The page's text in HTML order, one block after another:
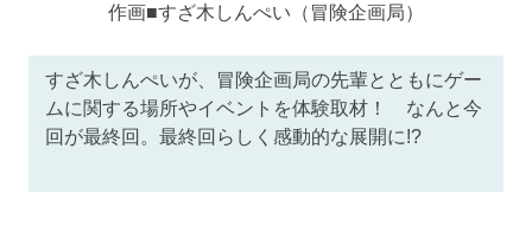
作画■すざ木しんぺい（冒険企画局）
すざ木しんぺいが、冒険企画局の先輩とともにゲー
ムに関する場所やイベントを体験取材！ なんと今
回が最終回。最終回らしく感動的な展開に!?